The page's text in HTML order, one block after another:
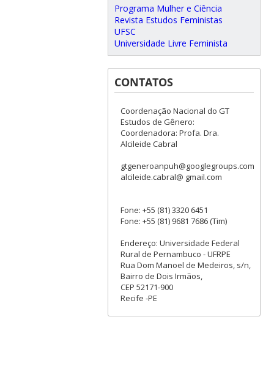
Programa Mulher e Ciência
Revista Estudos Feministas
UFSC
Universidade Livre Feminista
CONTATOS
Coordenação Nacional do GT
Estudos de Gênero:
Coordenadora: Profa. Dra.
Alcileide Cabral
gtgeneroanpuh@googlegroups.com
alcileide.cabral@ gmail.com
Fone: +55 (81) 3320 6451
Fone: +55 (81) 9681 7686 (Tim)
Endereço: Universidade Federal
Rural de Pernambuco - UFRPE
Rua Dom Manoel de Medeiros, s/n,
Bairro de Dois Irmãos,
CEP 52171-900
Recife -PE